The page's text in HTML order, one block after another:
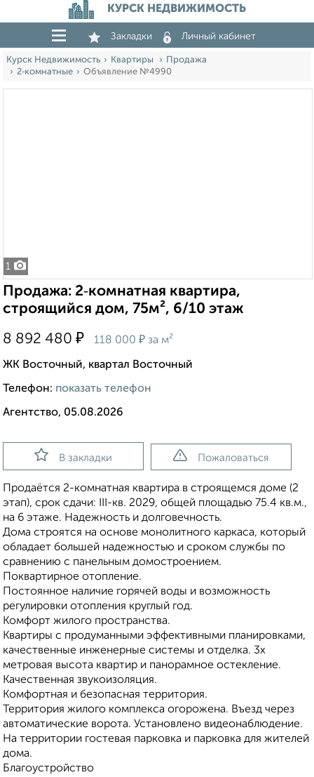
КУРСК НЕДВИЖИМОСТЬ
Закладки Личный кабинет
Курск Недвижимость Квартиры
Продажа
2‑комнатные
Объявление №4990
1
Продажа: 2‑комнатная квартира,
строящийся дом, 75м², 6/10 этаж
8 892 480 ₽ 118 000 ₽ за м²
ЖК Восточный, квартал Восточный
Телефон: показать телефон
Агентство, 05.08.2026
В закладки Пожаловаться
Продаётся 2-комнатная квартира в строящемся доме (2
этап), срок сдачи: III-кв. 2029, общей площадью 75.4 кв.м.,
на 6 этаже. Надежность и долговечность.
Дома строятся на основе монолитного каркаса, который
обладает большей надежностью и сроком службы по
сравнению с панельным домостроением.
Поквартирное отопление.
Постоянное наличие горячей воды и возможность
регулировки отопления круглый год.
Комфорт жилого пространства.
Квартиры с продуманными эффективными планировками,
качественные инженерные системы и отделка. 3х
метровая высота квартир и панорамное остекление.
Качественная звукоизоляция.
Комфортная и безопасная территория.
Территория жилого комплекса огорожена. Въезд через
автоматические ворота. Установлено видеонаблюдение.
На территории гостевая парковка и парковка для жителей
дома.
Благоустройство